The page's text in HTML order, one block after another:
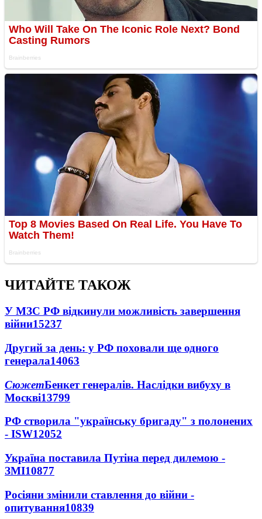
ЧИТАЙТЕ ТАКОЖ
У МЗС РФ відкинули можливість завершення
війни15237
Другий за день: у РФ поховали ще одного
генерала14063
СюжетБенкет генералів. Наслідки вибуху в
Москві13799
РФ створила "українську бригаду" з полонених
- ISW12052
Україна поставила Путіна перед дилемою -
ЗМІ10877
Росіяни змінили ставлення до війни -
опитування10839